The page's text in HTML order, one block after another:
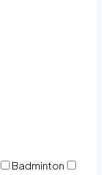
Badminton